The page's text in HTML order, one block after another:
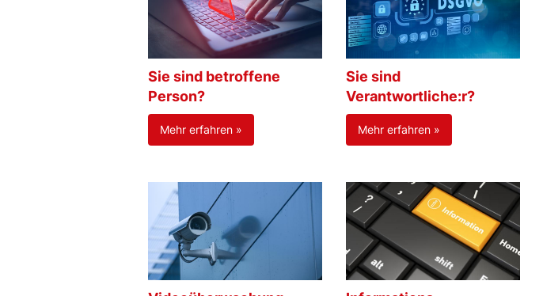
Sie sind betroffene
Person?
Mehr erfahren »
Sie sind
Verantwortliche:r?
Mehr erfahren »